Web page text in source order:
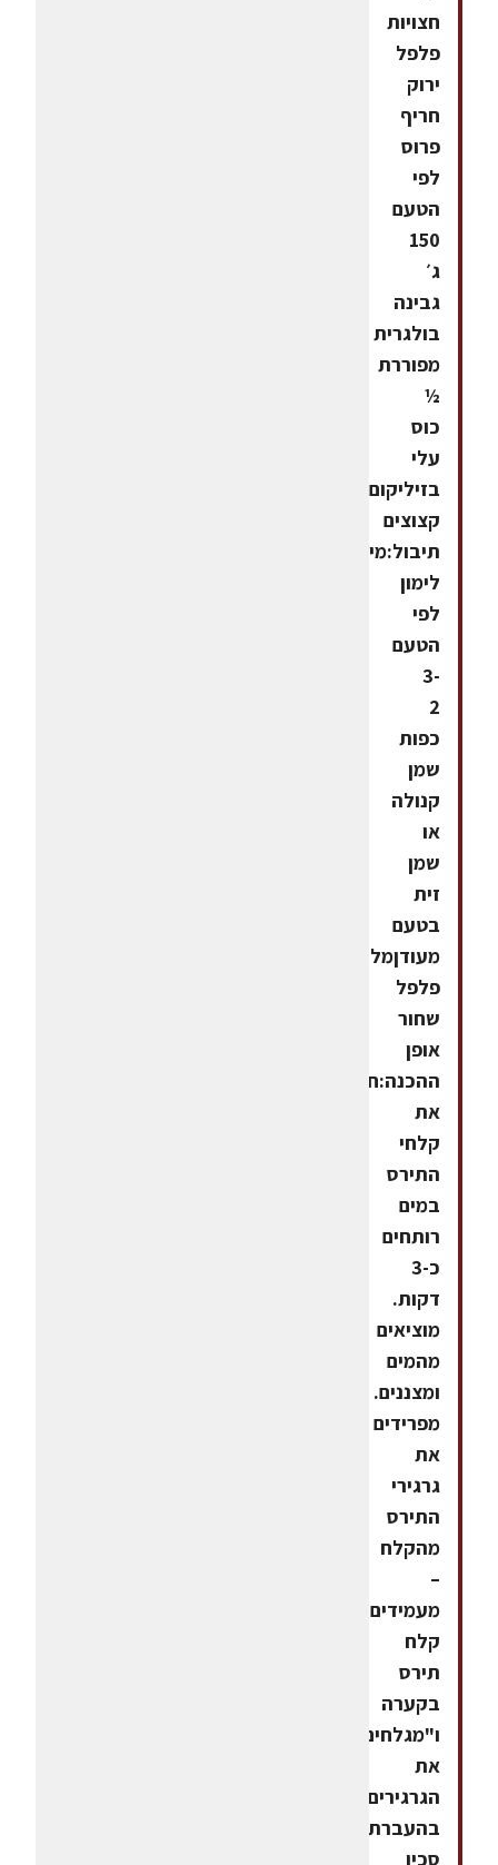
חצויות
פלפל
ירוק
חריף
פרוס
לפי
הטעם
150
ג׳
גבינה
בולגרית
מפוררת
½
כוס
עלי
בזיליקום
קצוצים
תיבול:מיץ
לימון
לפי
הטעם
3-
2
כפות
שמן
קנולה
או
שמן
זית
בטעם
מעודןמלח,
פלפל
שחור
אופן
ההכנה:חולטים
את
קלחי
התירס
במים
רותחים
כ-3
דקות.
מוציאים
מהמים
ומצננים.
מפרידים
את
גרגירי
התירס
מהקלח
–
מעמידים
קלח
תירס
בקערה
ו"מגלחים"
את
הגרגירים
בהעברת
סכין